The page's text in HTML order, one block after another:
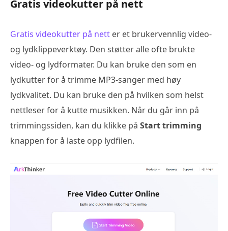
Gratis videokutter på nett
Gratis videokutter på nett er et brukervennlig video-
og lydklippeverktøy. Den støtter alle ofte brukte
video- og lydformater. Du kan bruke den som en
lydkutter for å trimme MP3-sanger med høy
lydkvalitet. Du kan bruke den på hvilken som helst
nettleser for å kutte musikken. Når du går inn på
trimmingssiden, kan du klikke på Start trimming
knappen for å laste opp lydfilen.